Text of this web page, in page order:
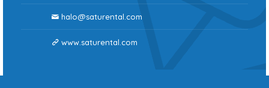
halo@saturental.com
www.saturental.com